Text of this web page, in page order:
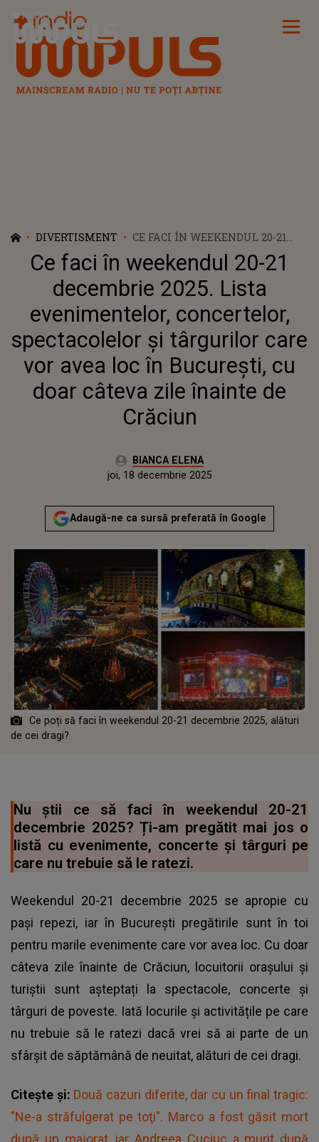
Radio Impuls
DIVERTISMENT
CE FACI ÎN WEEKENDUL 20-21
DECEMBRIE 2025. LISTA
EVENIMENTELOR, CONCERTELOR,
SPECTACOLELOR ȘI TÂRGURILOR
CARE VOR AVEA LOC ÎN
BUCUREȘTI, CU DOAR CÂTEVA
ZILE ÎNAINTE DE CRĂCIUN
Ce faci în weekendul 20-21
decembrie 2025. Lista
evenimentelor, concertelor,
spectacolelor și târgurilor care
vor avea loc în București, cu
doar câteva zile înainte de
Crăciun
Autor:BIANCA ELENA
joi, 18 decembrie 2025Actualizat:
joi, 18 decembrie 2025
Adaugă-ne ca sursă preferată în Google
Ce poți să faci în weekendul 20-21 decembrie 2025, alături
de cei dragi?
Nu știi ce să faci în weekendul 20-21
decembrie 2025? Ți-am pregătit mai jos o
listă cu evenimente, concerte și târguri pe
care nu trebuie să le ratezi.
Weekendul 20-21 decembrie 2025 se apropie cu
pași repezi, iar în București pregătirile sunt în toi
pentru marile evenimente care vor avea loc. Cu doar
câteva zile înainte de Crăciun, locuitorii orașului și
turiștii sunt așteptați la spectacole, concerte și
târguri de poveste. Iată locurile și activitățile pe care
nu trebuie să le ratezi dacă vrei să ai parte de un
sfârșit de săptămână de neuitat, alături de cei dragi.
Citește și: Două cazuri diferite, dar cu un final tragic:
"Ne-a străfulgerat pe toţi". Marco a fost găsit mort
după un majorat, iar Andreea Cuciuc a murit după